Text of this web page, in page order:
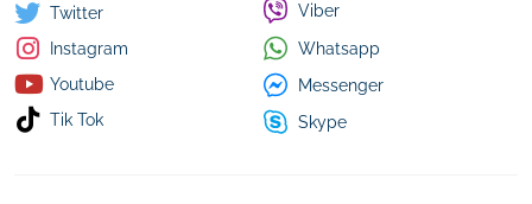
Twitter
Instagram
Youtube
Tik Tok
Viber
Whatsapp
Messenger
Skype